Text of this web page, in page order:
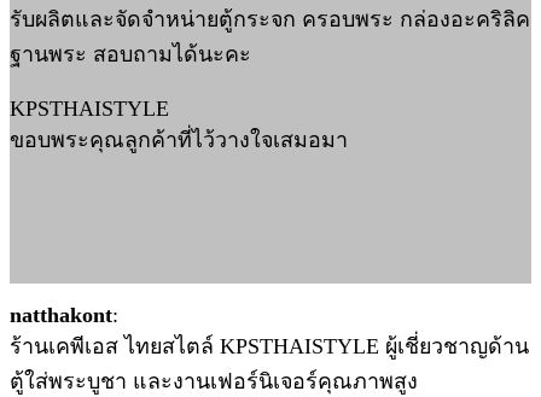
รับผลิตและจัดจำหน่ายตู้กระจก ครอบพระ กล่องอะคริลิค
ฐานพระ สอบถามได้นะคะ
KPSTHAISTYLE
ขอบพระคุณลูกค้าที่ไว้วางใจเสมอมา
natthakont:
ร้านเคพีเอส ไทยสไตล์ KPSTHAISTYLE ผู้เชี่ยวชาญด้าน
ตู้ใส่พระบูชา และงานเฟอร์นิเจอร์คุณภาพสูง